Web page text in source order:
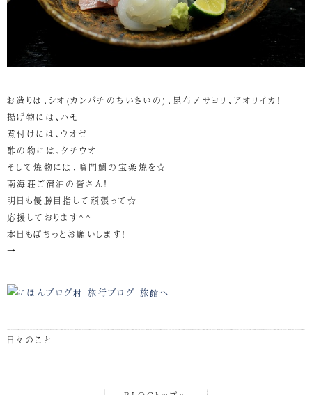
お造りは、シオ(カンパチのちいさいの)、昆布〆サヨリ、アオリイカ！
揚げ物には、ハモ
煮付けには、ウオゼ
酢の物には、タチウオ
そして焼物には、鳴門鯛の宝楽焼を☆
南海荘ご宿泊の皆さん！
明日も優勝目指して頑張って☆
応援しております^^
本日もぽちっとお願いします！
→
日々のこと